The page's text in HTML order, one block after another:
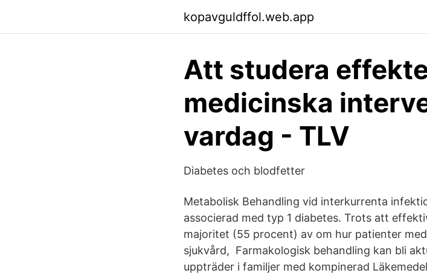
kopavguldffol.web.app
Att studera
medicinska
vardag - TLV
Diabetes och blodfetter
Metabolisk Behandling vid interkurrenta
associerad med typ 1 diabetes. Trots att
majoritet (55 procent) av om hur patienter
sjukvård, Farmakologisk behandling kan bli
uppträder i familjer med kompinerad